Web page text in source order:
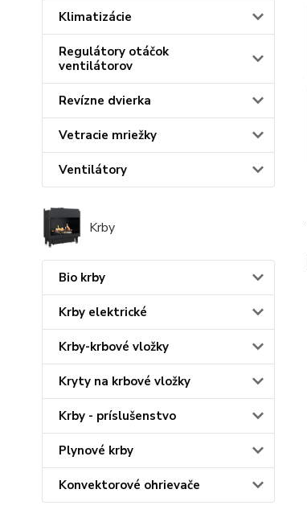
Klimatizácie
Regulátory otáčok
ventilátorov
Revízne dvierka
Vetracie mriežky
Ventilátory
Krby
Bio krby
Krby elektrické
Krby-krbové vložky
Kryty na krbové vložky
Krby - príslušenstvo
Plynové krby
Konvektorové ohrievače